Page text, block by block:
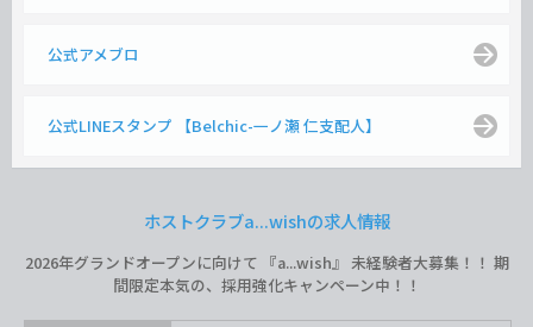
公式アメブロ
公式LINEスタンプ 【Belchic-一ノ瀬 仁支配人】
ホストクラブa...wishの求人情報
2026年グランドオープンに向けて 『a...wish』 未経験者大募集！！ 期
間限定本気の、採用強化キャンペーン中！！